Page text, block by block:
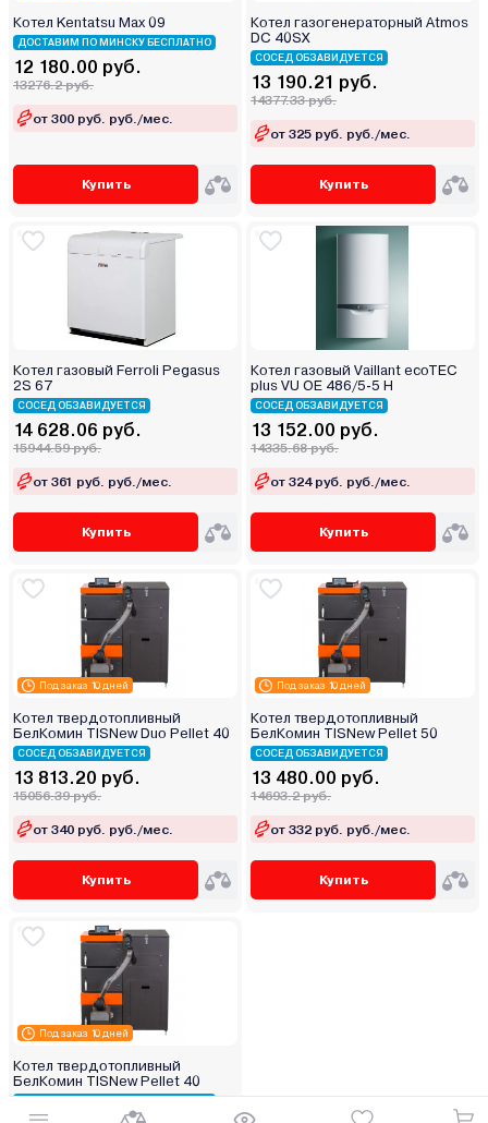
Котел Kentatsu Max 09
ДОСТАВИМ ПО МИНСКУ БЕСПЛАТНО
12 180.00 руб.
13276.2 руб.
от 300 руб. руб./мес.
Купить
Котел газогенераторный Atmos
DC 40SX
СОСЕД ОБЗАВИДУЕТСЯ
13 190.21 руб.
14377.33 руб.
от 325 руб. руб./мес.
Купить
Котел газовый Ferroli Pegasus
2S 67
СОСЕД ОБЗАВИДУЕТСЯ
14 628.06 руб.
15944.59 руб.
от 361 руб. руб./мес.
Купить
Котел газовый Vaillant ecoTEC
plus VU OE 486/5-5 Н
СОСЕД ОБЗАВИДУЕТСЯ
13 152.00 руб.
14335.68 руб.
от 324 руб. руб./мес.
Купить
Под заказ 10 дней
Котел твердотопливный
БелКомин TISNew Duo Pellet 40
СОСЕД ОБЗАВИДУЕТСЯ
13 813.20 руб.
15056.39 руб.
от 340 руб. руб./мес.
Купить
Под заказ 10 дней
Котел твердотопливный
БелКомин TISNew Pellet 50
СОСЕД ОБЗАВИДУЕТСЯ
13 480.00 руб.
14693.2 руб.
от 332 руб. руб./мес.
Купить
Под заказ 10 дней
Котел твердотопливный
БелКомин TISNew Pellet 40